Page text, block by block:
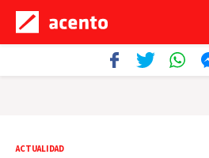
ACTUALIDAD